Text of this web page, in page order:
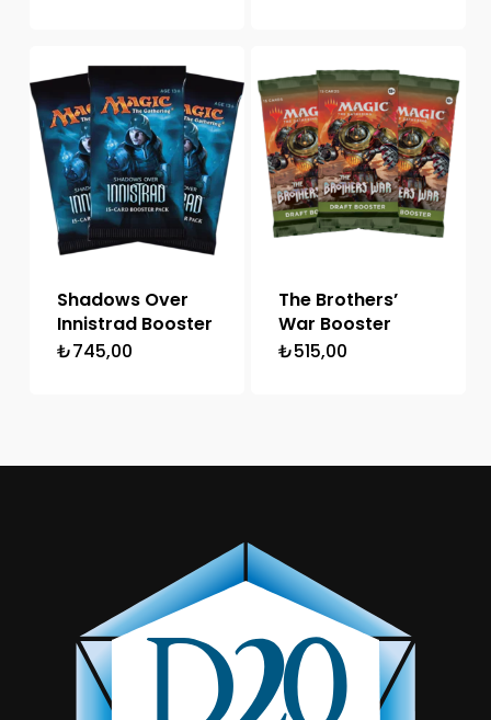
Shadows Over
Innistrad Booster
₺745,00
The Brothers’
War Booster
₺515,00